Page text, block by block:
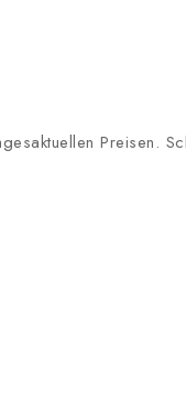
Preisen.